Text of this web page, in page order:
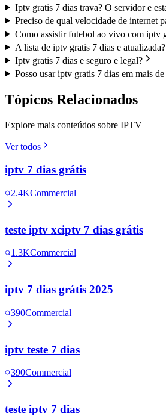
Iptv gratis 7 dias trava? O servidor e
Preciso de qual velocidade de internet
Como assistir futebol ao vivo com iptv
A lista de iptv gratis 7 dias e atualizada?
Iptv gratis 7 dias e seguro e legal?
Posso usar iptv gratis 7 dias em mais
Tópicos Relacionados
Explore mais conteúdos sobre IPTV
Ver todos
iptv 7 dias grátis
2.4KCommercial
teste iptv xciptv 7 dias grátis
1.3KCommercial
iptv 7 dias grátis 2025
390Commercial
iptv teste 7 dias
390Commercial
teste iptv 7 dias